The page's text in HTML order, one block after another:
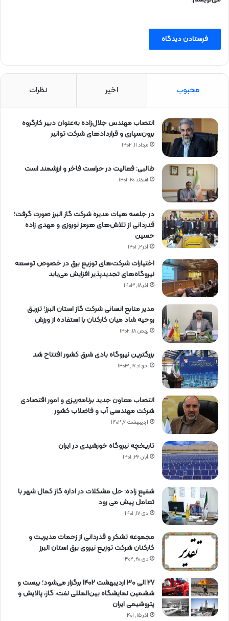
محبوب اخیر نظرات
انتصاب مهندس جلال‌زاده به‌عنوان دبیر كارگروه
برون‌سپاری و قراردادهای شركت توانیر
مرداد ۱۱, ۱۴۰۲
طالبی: فعالیت در حراست فاخر و ارزشمند است
اسفند ۲۰, ۱۴۰۱
در جلسه هیات مدیره شرکت گاز البرز صورت گرفت؛
قدردانی از تلاش‌های هرمز نوروزی و مهدی زاده
حسین
آذر ۲, ۱۴۰۱
اختیارات شرکت‌های توزیع برق در خصوص توسعه
نیروگاه‌های تجدیدپذیر افزایش می‌یابد
آذر ۱۸, ۱۴۰۳
مدیر منابع انسانی شرکت گاز استان البرز؛ تزریق
روحیه شاد میان کارکنان با استفاده از ورزش
بهمن ۱۸, ۱۴۰۲
بزرگترین نیروگاه بادی شرق کشور افتتاح شد
خرداد ۱۷, ۱۴۰۳
انتصاب معاون جدید برنامه‌ریزی و امور اقتصادی
شرکت مهندسی آب و فاضلاب کشور
اردیبهشت ۶, ۱۴۰۲
تاریخچه نیروگاه خورشیدی در ایران
آبان ۲۶, ۱۴۰۱
شفیع زاده: حل مشکلات در اداره گاز کمال شهر با
تعامل پیش می رود
دی ۱۷, ۱۴۰۱
مجموعه تشکر و قدردانی از زحمات مدیریت و
کارکنان شرکت توزیع نیروی برق استان البرز
دی ۲۰, ۱۴۰۲
27 الی 30 اردیبهشت 1402 برگزار می‌شود؛ بیست و
ششمین نمایشگاه بین‌المللی نفت، گاز، پالایش و
پتروشیمی ایران
آذر ۱۵, ۱۴۰۱